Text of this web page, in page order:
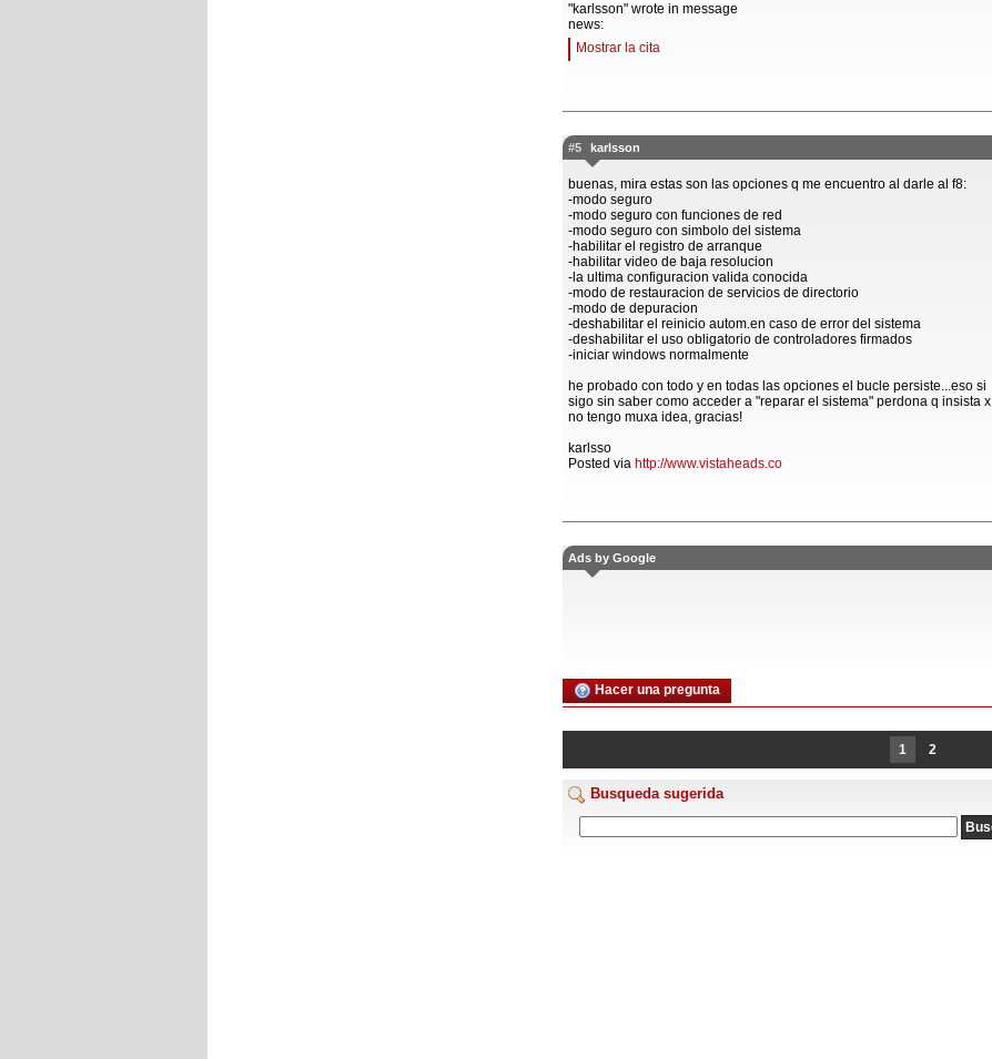
"karlsson" wrote in message
news:
Mostrar la cita
#5 karlsson
buenas, mira estas son las opciones q me encuentro al darle al f8:
-modo seguro
-modo seguro con funciones de red
-modo seguro con simbolo del sistema
-habilitar el registro de arranque
-habilitar video de baja resolucion
-la ultima configuracion valida conocida
-modo de restauracion de servicios de directorio
-modo de depuracion
-deshabilitar el reinicio autom.en caso de error del sistema
-deshabilitar el uso obligatorio de controladores firmados
-iniciar windows normalmente
he probado con todo y en todas las opciones el bucle persiste...eso si
sigo sin saber como acceder a "reparar el sistema" perdona q insista x
no tengo muxa idea, gracias!
karlsso
Posted via http://www.vistaheads.co
Ads by Google
Hacer una pregunta
1 2
Busqueda sugerida